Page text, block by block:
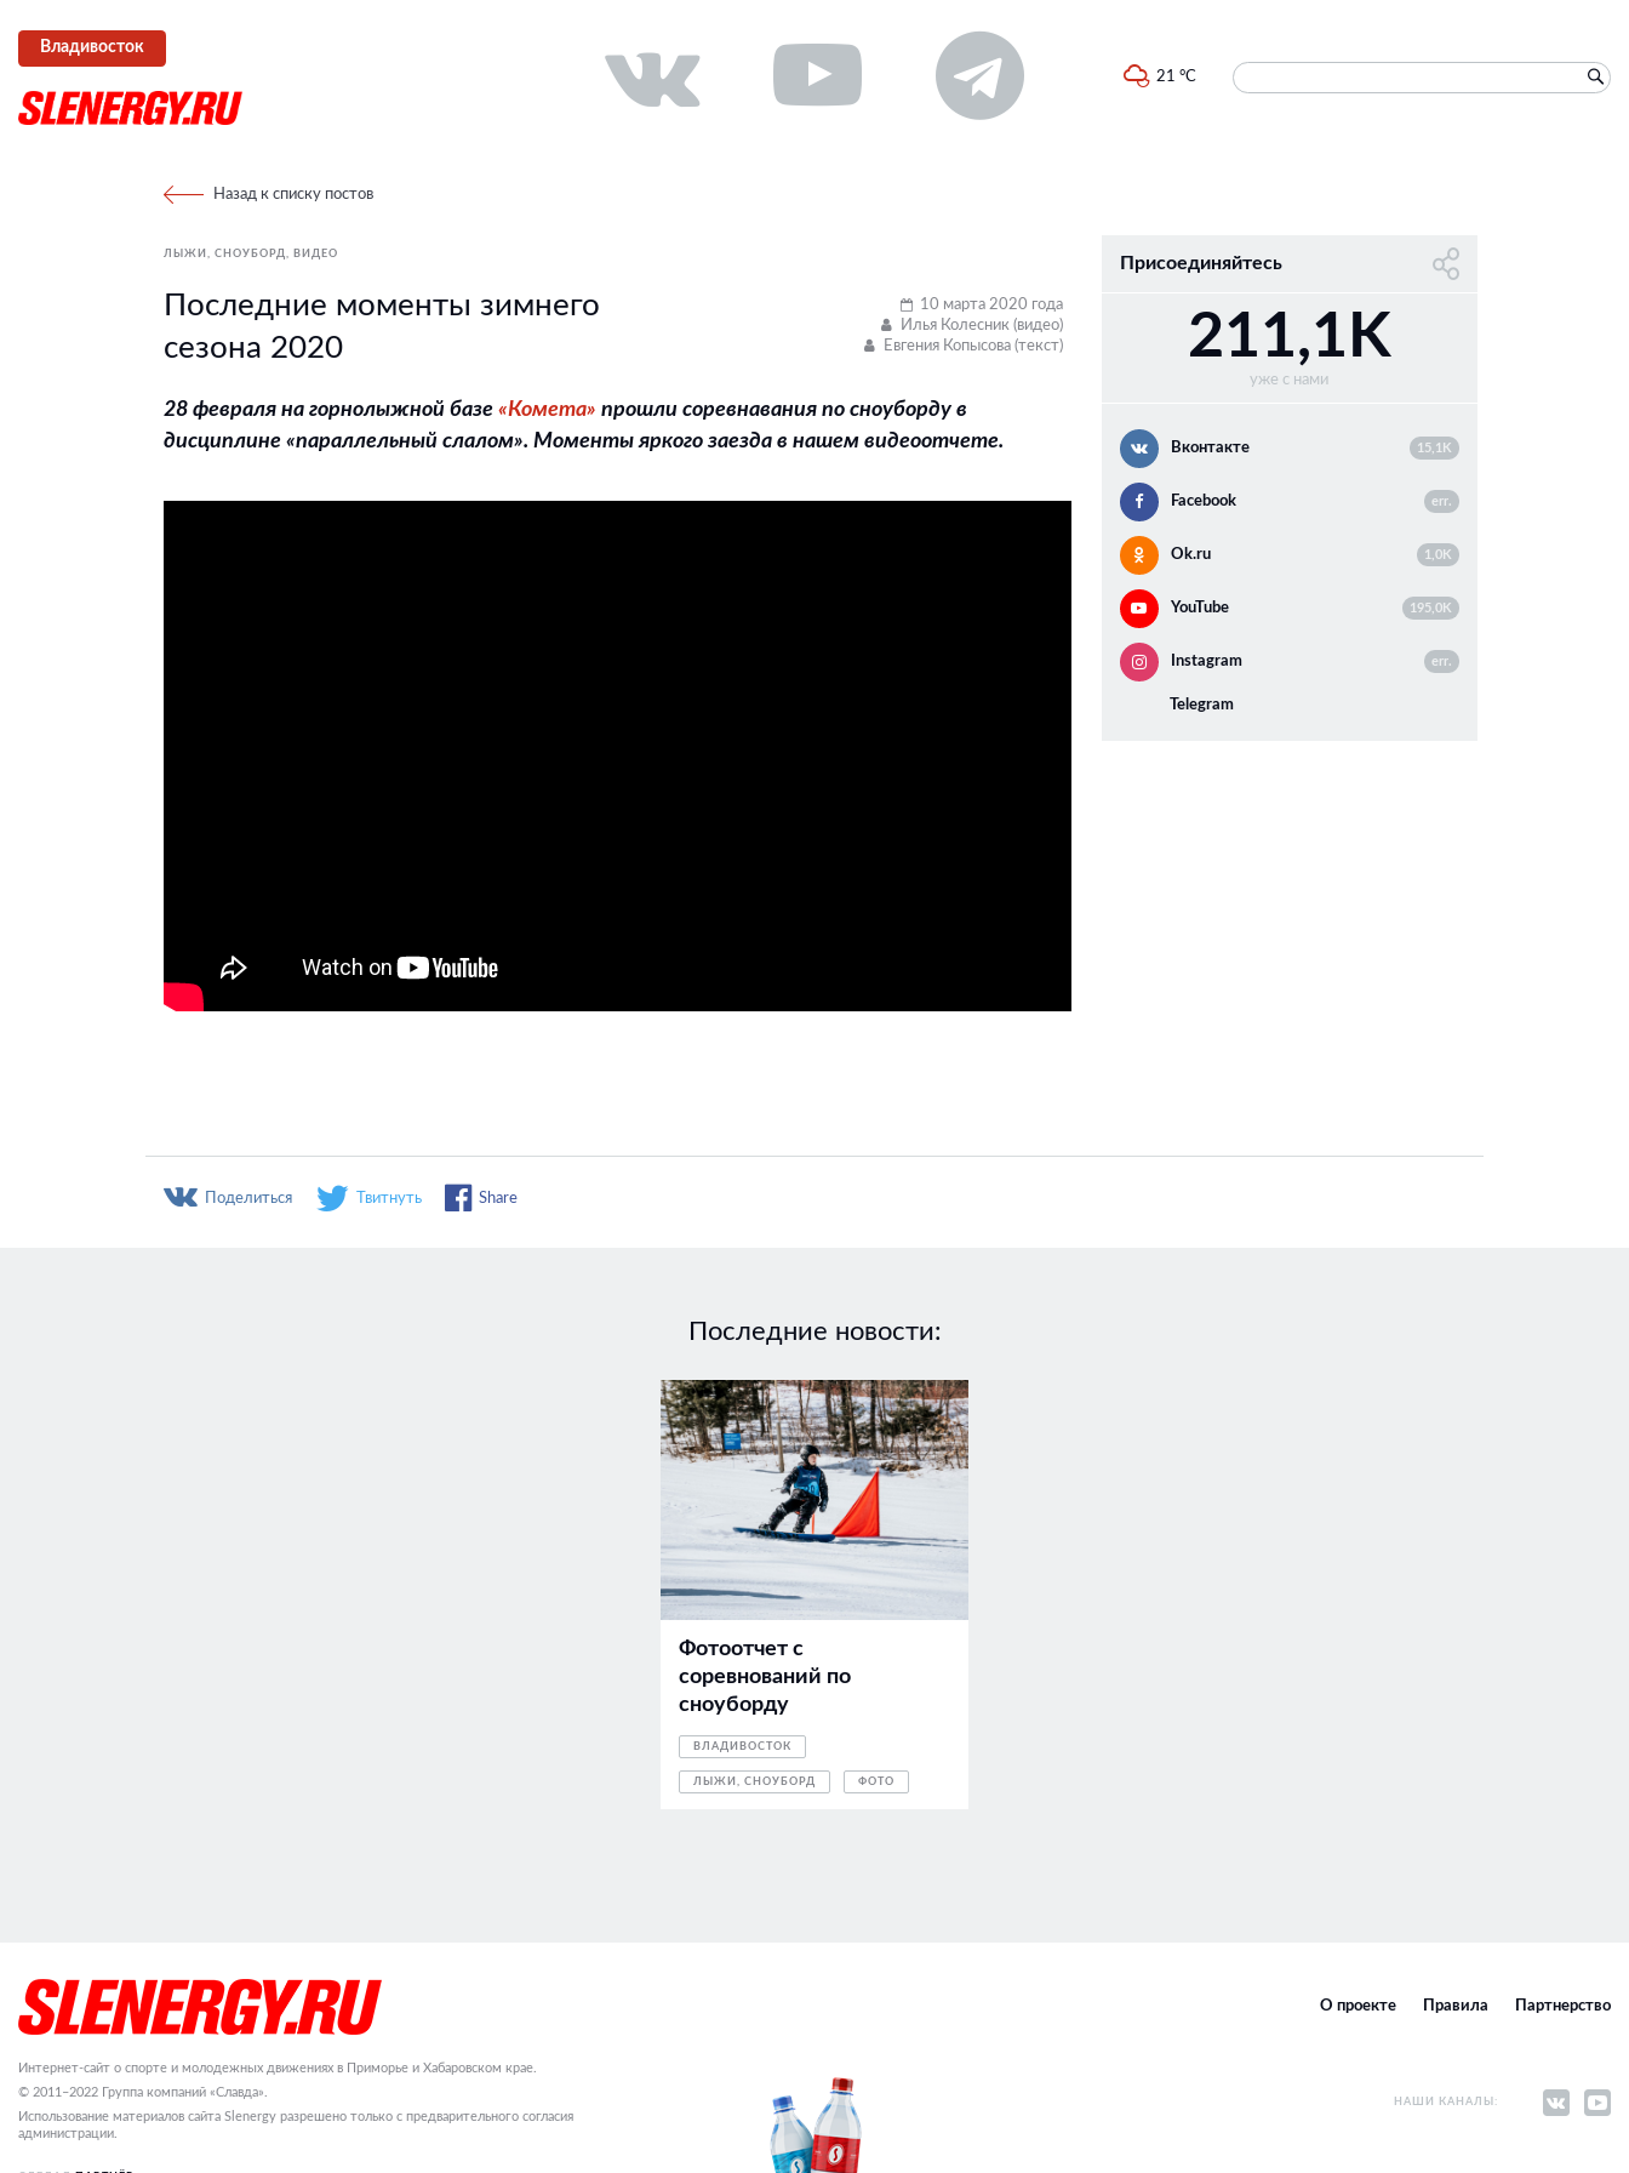
Владивосток
21 °C
Назад к списку постов
ЛЫЖИ, СНОУБОРД ВИДЕО
Последние моменты зимнего
сезона 2020
10 марта 2020 года
Илья Колесник (видео)
Евгения Копысова (текст)
28 февраля на горнолыжной базе «Комета» прошли соревнавания по сноуборду в
дисциплине «параллельный слалом». Моменты яркого заезда в нашем видеоотчете.
Присоединяйтесь
211,1K
уже с нами
Вконтакте 15,1K
Facebook err.
Ok.ru 1,0K
YouTube 195,0K
Instagram err.
Telegram
Поделиться Твитнуть Share
Последние новости:
Фотоотчет с
соревнований по
сноуборду
ВЛАДИВОСТОК
ЛЫЖИ, СНОУБОРД ФОТО
О проекте Правила Партнерство
Интернет-сайт о спорте и молодежных движениях в Приморье и Хабаровском крае.
© 2011–2022 Группа компаний «Славда».
Использование материалов сайта Slenergy разрешено только с предварительного согласия
администрации.
НАШИ КАНАЛЫ: